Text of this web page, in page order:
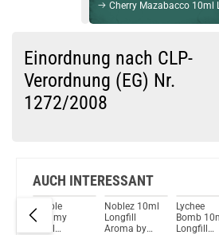
Cherry Mazabacco 10ml Longfill
Check das mal!
DJ LL Blue J 10ml Aroma by
Du willst Kröten sparen?
Schau mal hier!
Einordnung nach CLP-
Verordnung (EG) Nr.
1272/2008
AUCH INTERESSANT
Bubble
Gummy
Noblez 10ml
Longfill
Aroma by
Lychee
Bomb
Longfill